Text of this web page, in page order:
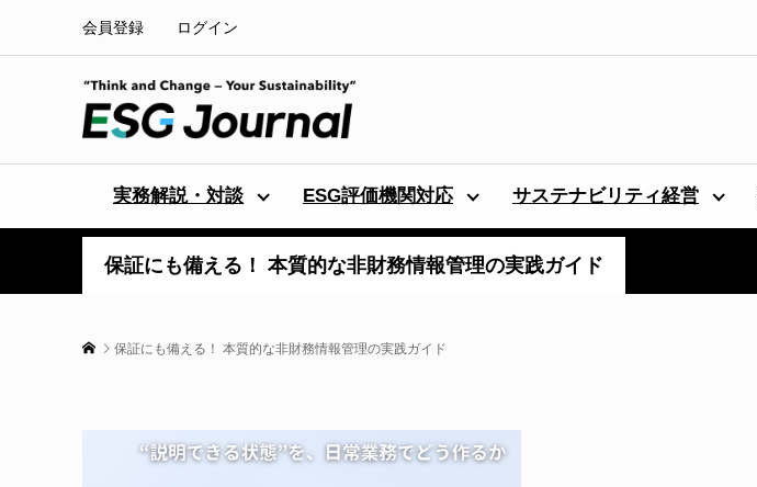
会員登録 ログイン
実務解説・対談 ESG評価機関対応 サステナビリティ経営
保証にも備える！ 本質的な非財務情報管理の実践ガイド
保証にも備える！ 本質的な非財務情報管理の実践ガイド